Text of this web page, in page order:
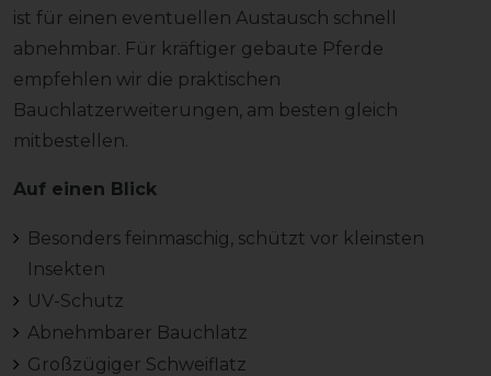
ist für einen eventuellen Austausch schnell
abnehmbar. Für kräftiger gebaute Pferde
empfehlen wir die praktischen
Bauchlatzerweiterungen, am besten gleich
mitbestellen.
Auf einen Blick
Besonders feinmaschig, schützt vor kleinsten
Insekten
UV-Schutz
Abnehmbarer Bauchlatz
Großzügiger Schweiflatz